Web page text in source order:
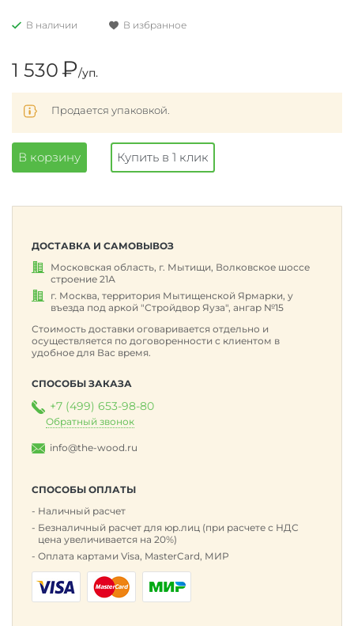
В наличии В избранное
1 530₽/уп.
Продается упаковкой.
В корзину Купить в 1 клик
ДОСТАВКА И САМОВЫВОЗ
Московская область, г. Мытищи, Волковское шоссе
строение 21А
г. Москва, территория Мытищенской Ярмарки, у
въезда под аркой "Стройдвор Яуза", ангар №15
Стоимость доставки оговаривается отдельно и
осуществляется по договоренности с клиентом в
удобное для Вас время.
СПОСОБЫ ЗАКАЗА
+7 (499) 653-98-80
Обратный звонок
info@the-wood.ru
СПОСОБЫ ОПЛАТЫ
Наличный расчет
Безналичный расчет для юр.лиц (при расчете с НДС
цена увеличивается на 20%)
Оплата картами Visa, MasterCard, МИР